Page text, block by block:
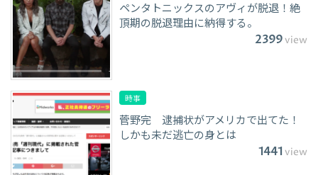
ペンタトニックスのアヴィが脱退！絶
頂期の脱退理由に納得する。
2399view
時事
菅野完 逮捕状がアメリカで出てた！
しかも未だ逃亡の身とは
1441view